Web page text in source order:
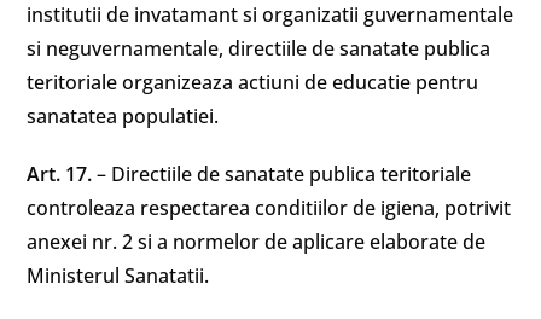
institutii de invatamant si organizatii guvernamentale
si neguvernamentale, directiile de sanatate publica
teritoriale organizeaza actiuni de educatie pentru
sanatatea populatiei.
Art. 17.– Directiile de sanatate publica teritoriale
controleaza respectarea conditiilor de igiena, potrivit
anexei nr. 2 si a normelor de aplicare elaborate de
Ministerul Sanatatii.